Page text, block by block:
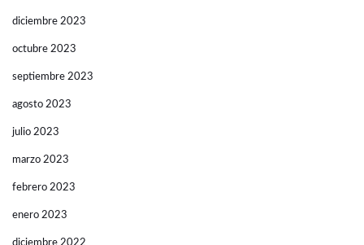
diciembre 2023
octubre 2023
septiembre 2023
agosto 2023
julio 2023
marzo 2023
febrero 2023
enero 2023